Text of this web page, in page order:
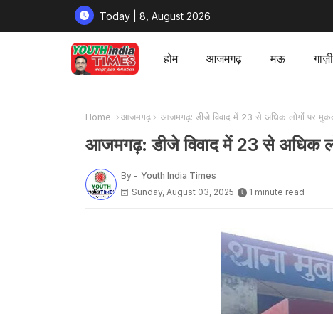
Today | 8, August 2026
होम आजमगढ़ मऊ
Home आजमगढ़ आजमगढ़: डीजे विवाद में 23 से अधिक लोगों पर
आजमगढ़: डीजे विवाद में 23 से अधिक
By - Youth India Times
Sunday, August 03, 2025
1 minute read